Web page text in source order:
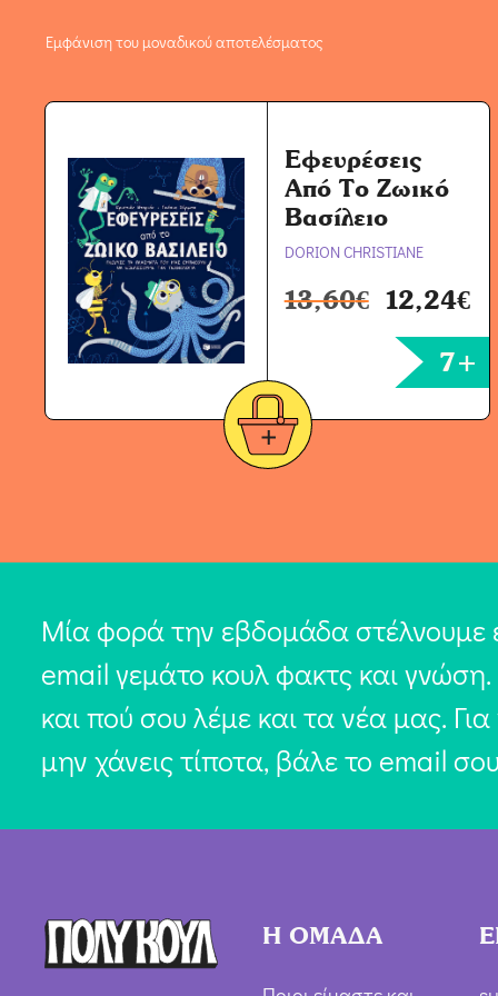
Εμφάνιση του μοναδικού αποτελέσματος
Εφευρέσεις
Από Το Ζωικό
Βασίλειο
DORION CHRISTIANE
13,60€ 12,24€
7+
Μία φορά την εβδομάδα στέλνουμε
email γεμάτο κουλ φακτς και
και πού σου λέμε και τα νέα μας.
μην χάνεις τίποτα, βάλε το email
Η ΟΜΑΔΑ